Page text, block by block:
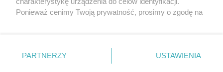
Aktualności
Tcz24
Historia miasta
Muzyka i kultura
Archiwum wydarzeń
Zdjęcia miasta
Ponieważ cenimy Twoją prywatność, prosimy o zgodę na
znajdujący się w lewym dolnym rogu strony
. Niektóre
PARTNERZY USTAWIENIA